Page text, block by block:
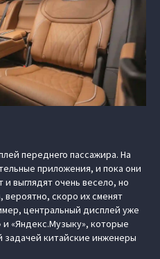
переднего пассажира. На
приложения, и пока они
выглядят очень весело, но
скоро их сменят
центральный дисплей уже
«Яндекс.Музыку», которые
задачей китайские инженеры